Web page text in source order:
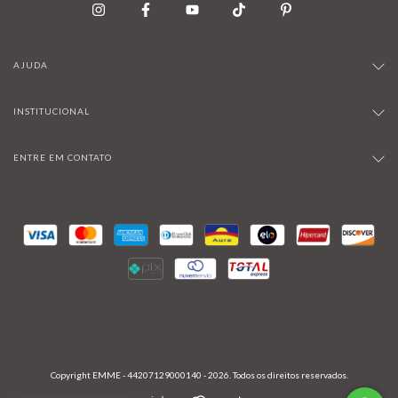
AJUDA
INSTITUCIONAL
ENTRE EM CONTATO
Copyright EMME - 44207129000140 - 2026. Todos os direitos reservados.